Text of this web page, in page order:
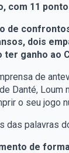
com 11
de
dois
ter ganho ao
de
Danté,
o seu jogo
das palavras
de